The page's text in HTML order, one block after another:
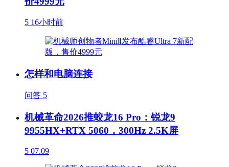
5 16小时前
怎样和电脑连接
问答 5
机械革命2026推蛟龙16 Pro：锐龙9
9955HX+RTX 5060，300Hz 2.5K屏
5 07.09